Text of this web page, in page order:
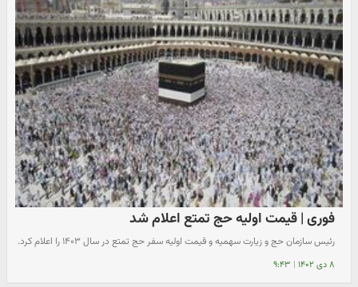
فوری | قیمت اولیه حج تمتع اعلام شد
رئیس سازمان حج و زیارت سهمیه و قیمت اولیه سفر حج تمتع در سال ۱۴۰۳ را اعلام کرد.
۸ دی ۱۴۰۲ | ۹:۴۳